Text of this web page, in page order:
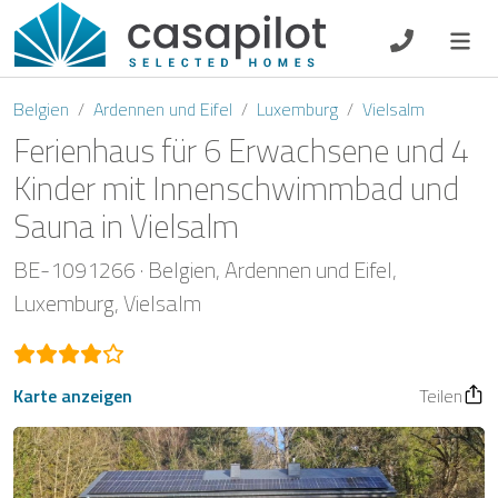
DE EN ES FR
Frühstück
Gutscheine
Belgien Ardennen und Eifel Luxemburg Vielsalm
Ferienhaus für 6 Erwachsene und 4
Kinder mit Innenschwimmbad und
Sauna in Vielsalm
BE-1091266 Belgien Ardennen und Eifel
Luxemburg Vielsalm
Karte anzeigen Teilen